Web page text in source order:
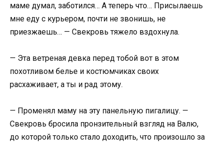
маме думал, заботился… А теперь что… Присылаешь
мне еду с курьером, почти не звонишь, не
приезжаешь… — Свекровь тяжело вздохнула.
— Эта ветреная девка перед тобой вот в этом
похотливом белье и костюмчиках своих
расхаживает, а ты и рад этому.
— Променял маму на эту панельную пигалицу. —
Свекровь бросила пронзительный взгляд на Валю,
до которой только стало доходить, что произошло за